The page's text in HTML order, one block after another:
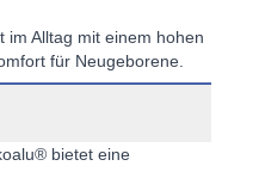
Alltag mit einem hohen
für Neugeborene
bietet eine